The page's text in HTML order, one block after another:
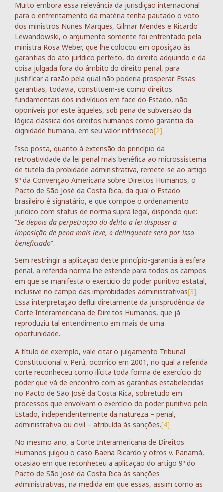
Muito embora essa relevância da jurisdição internacional
para o enfrentamento da matéria tenha pautado o voto
dos ministros Nunes Marques, Gilmar Mendes e Ricardo
Lewandowski, o argumento somente foi enfrentado pela
ministra Rosa Weber, que lhe colocou em oposição às
garantias do ato jurídico perfeito, do direito adquirido e da
coisa julgada fora do âmbito do direito penal, para
justificar a razão pela qual não poderia prosperar. Essas
garantias, todavia, constituem-se como direitos
fundamentais dos indivíduos em face do Estado, não
oponíveis por este àqueles, sob pena de subversão da
lógica clássica dos direitos humanos como garantia da
dignidade humana, em seu valor intrínseco[2].
Isso posta, quanto à extensão do princípio da
retroatividade da lei penal mais benéfica ao microssistema
de tutela da probidade administrativa, remete-se ao artigo
9º da Convenção Americana sobre Direitos Humanos, o
Pacto de São José da Costa Rica, da qual o Estado
brasileiro é signatário, e que compõe o ordenamento
jurídico com status de norma supra legal, dispondo que:
“Se depois da perpetração do delito a lei dispuser a
imposição de pena mais leve, o delinquente será por isso
beneficiado”.
Sem restringir a aplicação deste princípio-garantia à esfera
penal, a referida norma lhe estende para todos os campos
em que se manifesta o exercício do poder punitivo estatal,
inclusive no campo das improbidades administrativas[3].
Essa interpretação deflui diretamente da jurisprudência da
Corte Interamericana de Direitos Humanos, que já
reproduziu tal entendimento em mais de uma
oportunidade.
A título de exemplo, vale citar o julgamento Tribunal
Constitucional v. Perú, ocorrido em 2001, no qual a referida
corte reconheceu como ilícita toda forma de exercício do
poder que vá de encontro com as garantias estabelecidas
no Pacto de São José da Costa Rica, sobretudo em
processos que envolvam o exercício do poder punitivo pelo
Estado, independentemente da natureza – penal,
administrativa ou civil – atribuída às sanções.[4]
No mesmo ano, a Corte Interamericana de Direitos
Humanos julgou o caso Baena Ricardo y otros v. Panamá,
ocasião em que reconheceu a aplicação do artigo 9º do
Pacto de São José da Costa Rica às sanções
administrativas, na medida em que essas, assim como as